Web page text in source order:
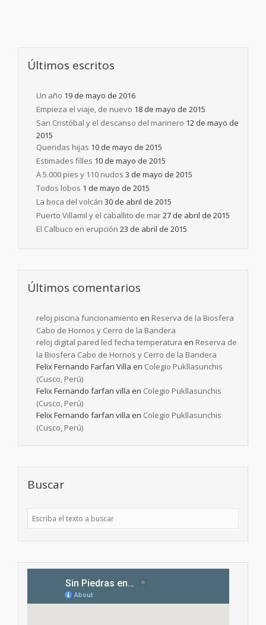
Últimos escritos
Un año 19 de mayo de 2016
Empieza el viaje, de nuevo 18 de mayo de 2015
San Cristóbal y el descanso del marinero 12 de mayo de
2015
Queridas hijas 10 de mayo de 2015
Estimades filles 10 de mayo de 2015
A 5.000 pies y 110 nudos 3 de mayo de 2015
Todos lobos 1 de mayo de 2015
La boca del volcán 30 de abril de 2015
Puerto Villamil y el caballito de mar27 de abril de 2015
El Calbuco en erupción 23 de abril de 2015
Últimos comentarios
reloj piscina funcionamiento en Reserva de la Biosfera
Cabo de Hornos y Cerro de la Bandera
reloj digital pared led fecha temperatura en Reserva de
la Biosfera Cabo de Hornos y Cerro de la Bandera
Felix Fernando Farfan Villa en Colegio Pukllasunchis
(Cusco, Perú)
Felix Fernando farfan villa en Colegio Pukllasunchis
(Cusco, Perú)
Felix Fernando farfan villa en Colegio Pukllasunchis
(Cusco, Perú)
Buscar